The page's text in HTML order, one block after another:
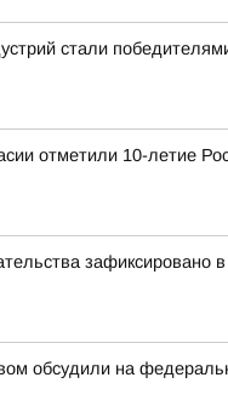
стали
отметили 10-летие
зафиксировано
обсудили на